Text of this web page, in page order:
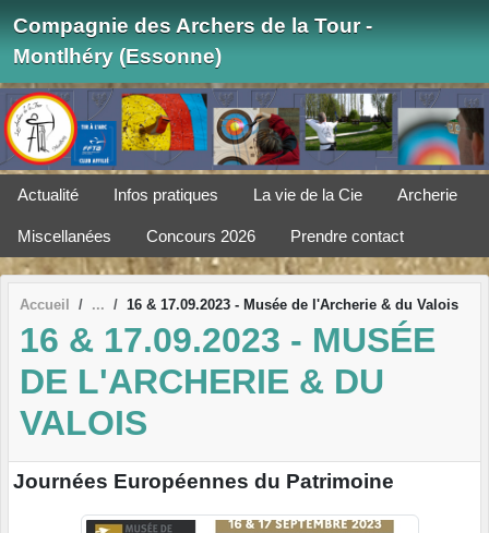
Compagnie des Archers de la Tour -
Montlhéry (Essonne)
Actualité Infos pratiques La vie de la Cie Archerie
Miscellanées Concours 2026 Prendre contact
Accueil 16 & 17.09.2023 - Musée de l'Archerie & du Valois
16 & 17.09.2023 - MUSÉE
DE L'ARCHERIE & DU
VALOIS
Journées Européennes du Patrimoine